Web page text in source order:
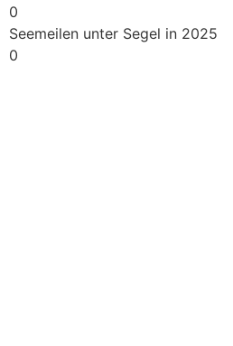
0
Seemeilen unter Segel in 2025
0